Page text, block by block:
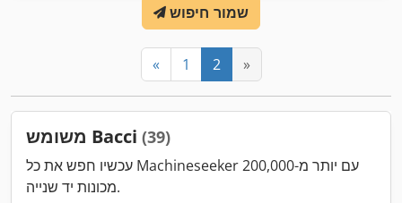
שמור חיפוש
« 1 2 »
משומש Bacci (39)
עכשיו חפש את כל Machineseeker עם יותר מ-200,000
מכונות יד שנייה.